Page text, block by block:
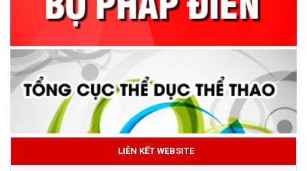
LIÊN KẾT WEBSITE